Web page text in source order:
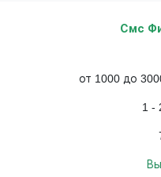
Смс
от 1000 до
1 -